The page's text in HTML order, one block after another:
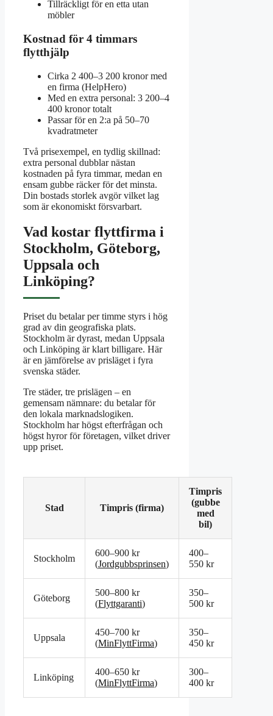
Tillräckligt för en etta utan
möbler
Kostnad för 4 timmars
flytthjälp
Cirka 2 400–3 200 kronor med
en firma (HelpHero)
Med en extra personal: 3 200–4
400 kronor totalt
Passar för en 2:a på 50–70
kvadratmeter
Två prisexempel, en tydlig skillnad:
extra personal dubblar nästan
kostnaden på fyra timmar, medan en
ensam gubbe räcker för det minsta.
Din bostads storlek avgör vilket lag
som är ekonomiskt försvarbart.
Vad kostar flyttfirma i
Stockholm, Göteborg,
Uppsala och
Linköping?
Priset du betalar per timme styrs i hög
grad av din geografiska plats.
Stockholm är dyrast, medan Uppsala
och Linköping är klart billigare. Här
är en jämförelse av prisläget i fyra
svenska städer.
Tre städer, tre prislägen – en
gemensam nämnare: du betalar för
den lokala marknadslogiken.
Stockholm har högst efterfrågan och
högst hyror för företagen, vilket driver
upp priset.
Stad Timpris (firma)
Timpris
(gubbe
med
bil)
Stockholm
600–900 kr
(Jordgubbsprinsen)
400–
550 kr
Göteborg
500–800 kr
(Flyttgaranti)
350–
500 kr
Uppsala
450–700 kr
(MinFlyttFirma)
350–
450 kr
Linköping
400–650 kr
(MinFlyttFirma)
300–
400 kr